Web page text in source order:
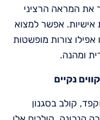
את המראה הרציני
אישיות. אפשר למצוא
אפילו צורות מופשטות
ומהנה.
קולב בסגנון